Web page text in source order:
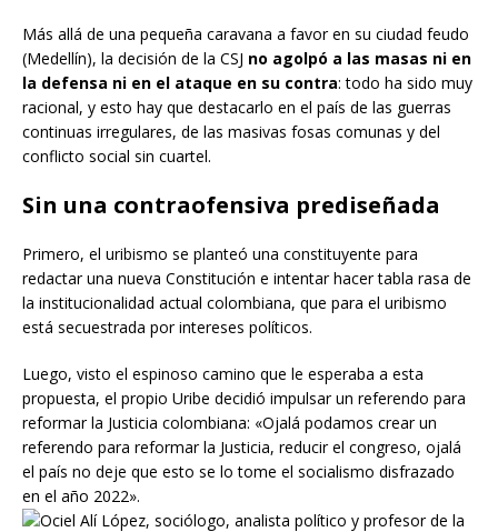
Más allá de una pequeña caravana a favor en su ciudad feudo
(Medellín), la decisión de la CSJ no agolpó a las masas ni en
la defensa ni en el ataque en su contra: todo ha sido muy
racional, y esto hay que destacarlo en el país de las guerras
continuas irregulares, de las masivas fosas comunas y del
conflicto social sin cuartel.
Sin una contraofensiva prediseñada
Primero, el uribismo se planteó una constituyente para
redactar una nueva Constitución e intentar hacer tabla rasa de
la institucionalidad actual colombiana, que para el uribismo
está secuestrada por intereses políticos.
Luego, visto el espinoso camino que le esperaba a esta
propuesta, el propio Uribe decidió impulsar un referendo para
reformar la Justicia colombiana: «Ojalá podamos crear un
referendo para reformar la Justicia, reducir el congreso, ojalá
el país no deje que esto se lo tome el socialismo disfrazado
en el año 2022».